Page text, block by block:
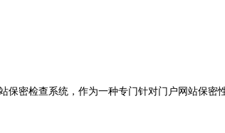
密检查系统，作为一种专门针对门户网站保密